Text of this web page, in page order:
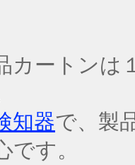
カートンは
知器で、製
です。